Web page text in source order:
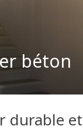
nez de marche
béton
durable